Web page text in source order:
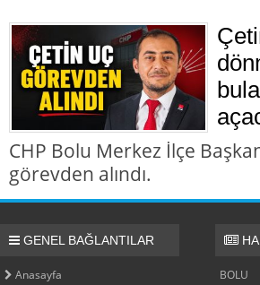
CHP Bolu Merkez İlçe
görevden alındı.
GENEL BAĞLANTILAR
Anasayfa
BOLU